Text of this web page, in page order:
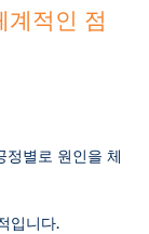
적인 점
정별로 원인을 체
입니다.